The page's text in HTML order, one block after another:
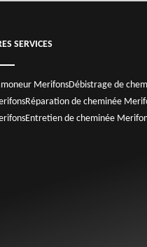
SERVICES
MerifonsDébistrage de
Réparation de cheminée
Entretien de cheminée